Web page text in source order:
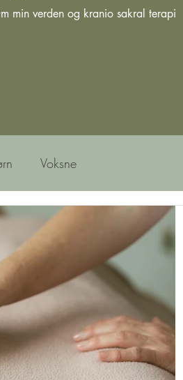
min verden og kranio sakral terapi
Voksne